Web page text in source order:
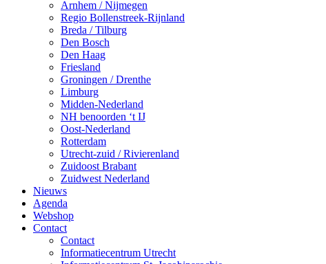
Arnhem / Nijmegen
Regio Bollenstreek-Rijnland
Breda / Tilburg
Den Bosch
Den Haag
Friesland
Groningen / Drenthe
Limburg
Midden-Nederland
NH benoorden ‘t IJ
Oost-Nederland
Rotterdam
Utrecht-zuid / Rivierenland
Zuidoost Brabant
Zuidwest Nederland
Nieuws
Agenda
Webshop
Contact
Contact
Informatiecentrum Utrecht